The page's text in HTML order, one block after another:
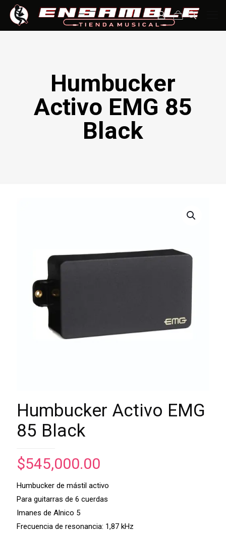
Humbucker
Activo EMG 85
Black
Humbucker Activo EMG
85 Black
$545,000.00
Humbucker de mástil activo
Para guitarras de 6 cuerdas
Imanes de Alnico 5
Frecuencia de resonancia: 1,87 kHz